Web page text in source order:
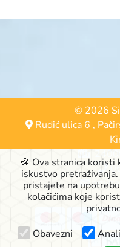
© 2026
Rudić ulica 6 ,
🍪 Ova stranica koristi
iskustvo
pristajete na
kolačićima koje
Obavezni